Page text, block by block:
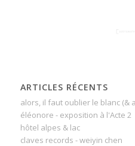
ARTICLES RÉCENTS
alors, il faut oublier le blanc (&
éléonore - exposition à l'Acte 2
hôtel alpes & lac
claves records - weiyin chen